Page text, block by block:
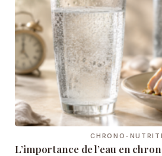
CHRONO-
L’importance de l’eau en